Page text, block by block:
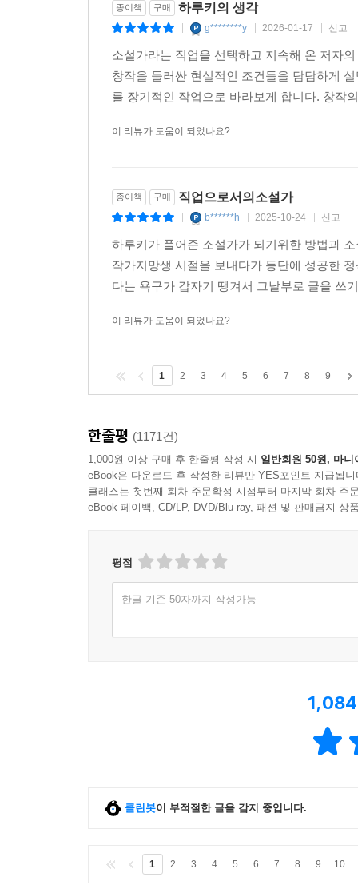
물론 세간에는 남성 독자 대상의 책, 여성 독자
없이 독자의 마음을 환기하고 감동시킬 수 있었
대해 열띤 대화를 나눠준다면 그보다 더 기쁜 일
대립을 누그러뜨리고 그 날카로운 칼끝을 완화
기능입니다. 내가 쓴 소설이 이 세계에서 아주 조
제11회 해외에 나간다. 새로운 프런티어
시스템)을 제대로 연결하는 것에 의해, 다시 말해
불확실한 현실을 겨우겨우 받아들이고 평정
톱니바퀴로서 우연히 글로벌한 기능을 수행했
실감에 지나지 않습니다. 그래도 완전히 잘못짚은
우리는 자주 만나서 대화를 나눴고, 하지만 무슨
생각하기 때문입니다. 우리는 무엇을 공유했었
인간의 영혼 밑바닥에 있는 것입니다. 인간의 영
마주하면서 일상적으로 그곳에 내려갑니다. 혹
이해했었다, 라고 생각합니다. 굳이 입 밖에 내지
나 혼자만의 생각인지도 모릅니다. 하지만 그것에
종이책 구매 하루키의 생각
g********y 2026-01-17 신고
소설가라는 직업을 선택하고 지속해 온 저자
창작을 둘러싼 현실적인 조건들을 담담하게
를 장기적인 작업으로 바라보게 합니다. 창작
이 리뷰가 도움이 되었나요?
종이책 구매 직업으로서의소설가
b******h 2025-10-24 신고
하루키가 풀어준 소설가가 되기위한 방법과
작가지망생 시절을 보내다가 등단에 성공한
다는 욕구가 갑자기 땡겨서 그날부로 글을 쓰
이 리뷰가 도움이 되었나요?
1 2 3 4 5 6 7 8 9
한줄평 (1171건)
1,000원 이상 구매 후 한줄평 작성 시 일반회원 50원, 마니
eBook은 다운로드 후 작성한 리뷰만 YES포인트 지급됩니
클래스는 첫번째 회차 주문확정 시점부터 마지막 회차 주
eBook 페이백, CD/LP, DVD/Blu-ray, 패션 및 판매금지 상
평점
한글 기준 50자까지 작성가능
1,084
클린봇이 부적절한 글을 감지 중입니다.
1 2 3 4 5 6 7 8 9 10